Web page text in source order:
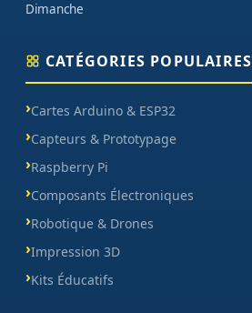
Dimanche
CATÉGORIES POPULAIRES
Cartes Arduino & ESP32
Capteurs & Prototypage
Raspberry Pi
Composants Électroniques
Robotique & Drones
Impression 3D
Kits Éducatifs